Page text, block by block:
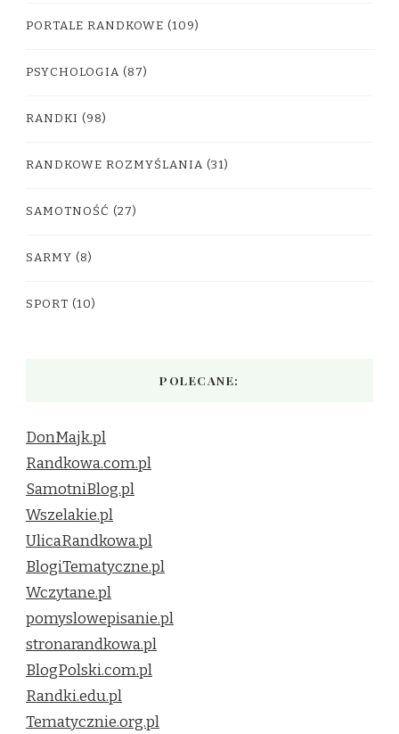
PORTALE RANDKOWE (109)
PSYCHOLOGIA (87)
RANDKI (98)
RANDKOWE ROZMYŚLANIA (31)
SAMOTNOŚĆ (27)
SARMY (8)
SPORT (10)
POLECANE:
DonMajk.pl
Randkowa.com.pl
SamotniBlog.pl
Wszelakie.pl
UlicaRandkowa.pl
BlogiTematyczne.pl
Wczytane.pl
pomyslowepisanie.pl
stronarandkowa.pl
BlogPolski.com.pl
Randki.edu.pl
Tematycznie.org.pl